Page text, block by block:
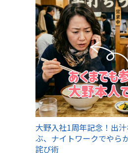
大野入社1周年記念！出
ぶ、ナイトワークでやら
詫び術